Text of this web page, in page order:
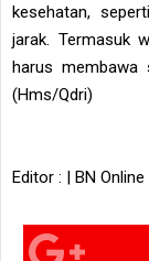
kesehatan,
jarak. Termasuk
harus membawa
(Hms/Qdri)
Editor : | BN Online